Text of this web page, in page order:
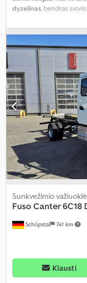
dyzelinas , bendras svoris:
Euro 6d-temp, sėdimų
ABS, AdBlue,
kranas, nerūkantis
pagalvė, start-stop
Schöpstal 741 km
Sunkvežimio važiuoklė
FusoCanter 6C18
Klausti